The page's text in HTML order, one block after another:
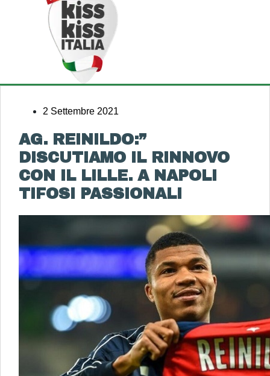
2 Settembre 2021
AG. REINILDO:”
DISCUTIAMO IL RINNOVO
CON IL LILLE. A NAPOLI
TIFOSI PASSIONALI